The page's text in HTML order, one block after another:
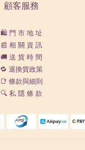
顧客服務
🛍️ 門 市 地 址
📰 相 關 資 訊
🚚 送 貨 時 間
🔁 退換貨政策
📑 條款與細則
🔍 私 隱 條 款